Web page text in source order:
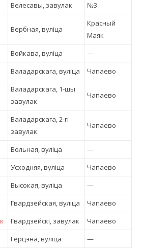
Велесавы, завулак №3
Вербная, вулiца
Красный
Маяк
Войкава, вулiца
—
Валадарскага, вулiца
Чапаево
Валадарскага, 1-шы
завулак
Чапаево
Валадарскага, 2-гi
завулак
Чапаево
Вольная, вулiца
—
Усходняя, вулiца
Чапаево
Высокая, вулiца
—
Гвардзейская, вулiца
Чапаево
Гвардзейскі, завулак
Чапаево
Герцэна, вулiца
—